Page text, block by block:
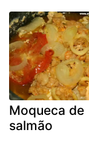
Moqueca de
salmão